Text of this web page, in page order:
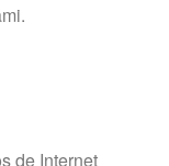
de Internet